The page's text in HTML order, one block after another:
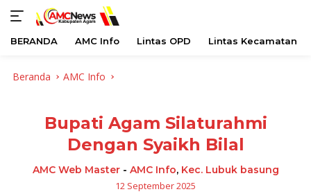
BERANDA AMC Info Lintas OPD Lintas Kecamatan
Beranda AMC Info
Bupati Agam Silaturahmi
Dengan Syaikh Bilal
AMC Web Master- AMC Info, Kec. Lubuk basung
12 September 2025